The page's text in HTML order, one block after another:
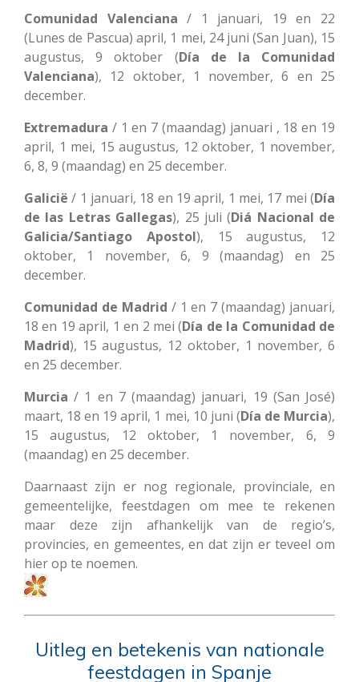
Comunidad Valenciana / 1 januari, 19 en 22
(Lunes de Pascua) april, 1 mei, 24 juni (San Juan), 15
augustus, 9 oktober (Día de la Comunidad
Valenciana), 12 oktober, 1 november, 6 en 25
december.
Extremadura / 1 en 7 (maandag) januari , 18 en 19
april, 1 mei, 15 augustus, 12 oktober, 1 november,
6, 8, 9 (maandag) en 25 december.
Galicië / 1 januari, 18 en 19 april, 1 mei, 17 mei (Día
de las Letras Gallegas), 25 juli (Diá Nacional de
Galicia/Santiago Apostol), 15 augustus, 12
oktober, 1 november, 6, 9 (maandag) en 25
december.
Comunidad de Madrid / 1 en 7 (maandag) januari,
18 en 19 april, 1 en 2 mei (Día de la Comunidad de
Madrid), 15 augustus, 12 oktober, 1 november, 6
en 25 december.
Murcia / 1 en 7 (maandag) januari, 19 (San José)
maart, 18 en 19 april, 1 mei, 10 juni (Día de Murcia),
15 augustus, 12 oktober, 1 november, 6, 9
(maandag) en 25 december.
Daarnaast zijn er nog regionale, provinciale, en
gemeentelijke, feestdagen om mee te rekenen
maar deze zijn afhankelijk van de regio’s,
provincies, en gemeentes, en dat zijn er teveel om
hier op te noemen.
Uitleg en betekenis van nationale
feestdagen in Spanje